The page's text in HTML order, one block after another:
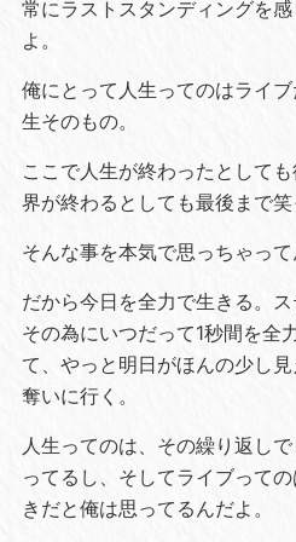
常にラストスタンディングを
よ。
俺にとって人生ってのはライ
生そのもの。
ここで人生が終わったとして
界が終わるとしても最後まで笑
そんな事を本気で思っちゃって
だから今日を全力で生きる。ス
その為にいつだって1秒間を全
て、やっと明日がほんの少し
奪いに行く。
人生ってのは、その繰り返し
ってるし、そしてライブって
きだと俺は思ってるんだよ。